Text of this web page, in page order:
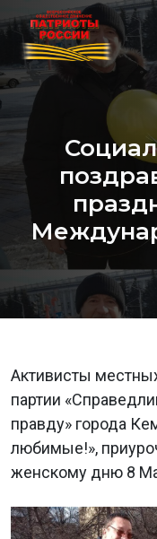
Активисты
партии
правду» города
любимые!»,
женскому дню 8